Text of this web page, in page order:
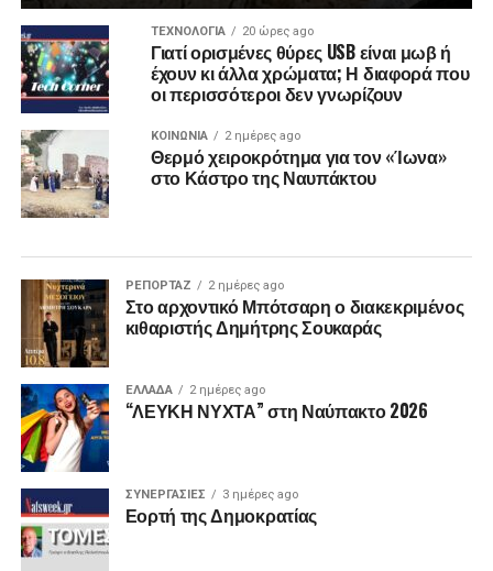
ΤΕΧΝΟΛΟΓΙΑ 20 ώρες ago
Γιατί ορισμένες θύρες USB είναι μωβ ή
έχουν κι άλλα χρώματα; Η διαφορά που
οι περισσότεροι δεν γνωρίζουν
ΚΟΙΝΩΝΙΑ 2 ημέρες ago
Θερμό χειροκρότημα για τον «Ίωνα»
στο Κάστρο της Ναυπάκτου
ΡΕΠΟΡΤΑΖ 2 ημέρες ago
Στο αρχοντικό Μπότσαρη ο διακεκριμένος
κιθαριστής Δημήτρης Σουκαράς
ΕΛΛΑΔΑ 2 ημέρες ago
“ΛΕΥΚΗ ΝΥΧΤΑ” στη Ναύπακτο 2026
ΣΥΝΕΡΓΑΣΙΕΣ 3 ημέρες ago
Εορτή της Δημοκρατίας